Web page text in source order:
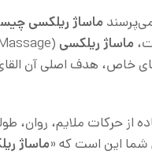
می‌پرسند ماساژ ریلکسی
ماساژ ریلکسی
خاص، هدف اصلی آن
از حرکات ملایم، روان،
شما این است که «ماساژ